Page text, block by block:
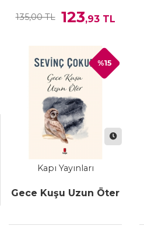
135,00 TL 123,93TL
Kapı Yayınları
Gece Kuşu Uzun Öter
%15